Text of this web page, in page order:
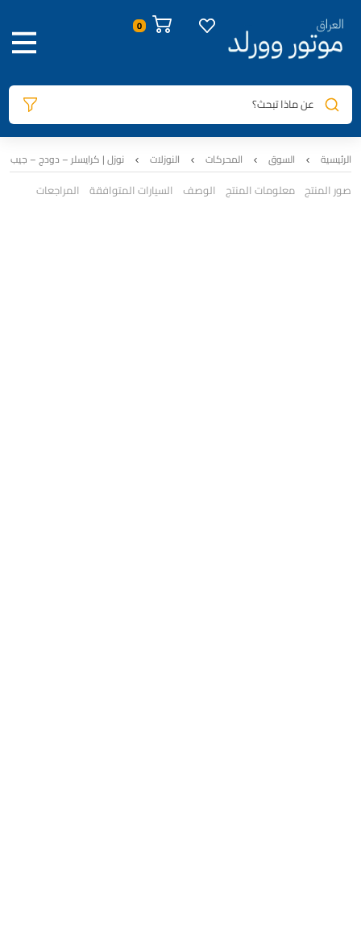
عن ماذا تبحث؟
الرئيسية السوق المحركات النوزلات نوزل | كرايسلر – دودج – جيب
صور المنتج معلومات المنتج الوصف السيارات المتوافقة المراجعات